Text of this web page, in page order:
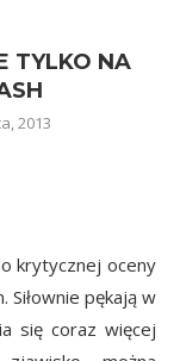
TYLKO NA
2013
krytycznej oceny
pękają w
się coraz więcej